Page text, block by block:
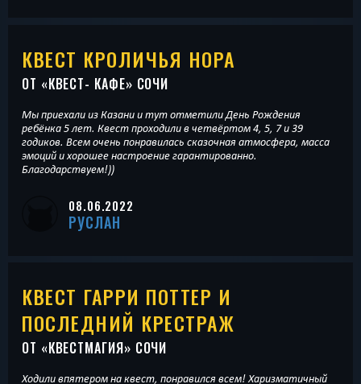
КВЕСТ КРОЛИЧЬЯ НОРА
ОТ «КВЕСТ- КАФЕ» СОЧИ
Мы приехали из Казани и тут отметили День Рождения
ребёнка 5 лет. Квест проходили в четвёртом 4, 5, 7 и 39
годиков. Всем очень понравилась сказочная атмосфера, масса
эмоций и хорошее настроение гарантированно.
Благодарствуем!))
08.06.2022
РУСЛАН
КВЕСТ ГАРРИ ПОТТЕР И
ПОСЛЕДНИЙ КРЕСТРАЖ
ОТ «КВЕСТМАГИЯ» СОЧИ
Ходили впятером на квест, понравился всем! Харизматичный